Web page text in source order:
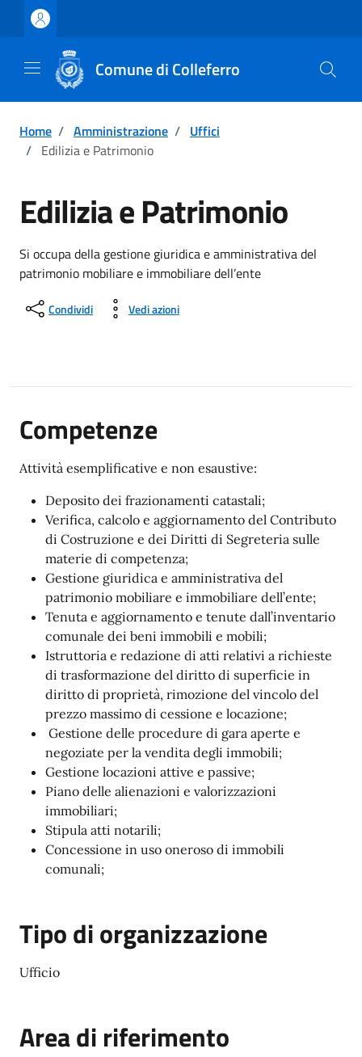
Vai ai contenuti
Vai al footer
Comune di Colleferro
Home / Amministrazione / Uffici
/ Edilizia e Patrimonio
Edilizia e Patrimonio
Si occupa della gestione giuridica e amministrativa del
patrimonio mobiliare e immobiliare dell’ente
Condividi Vedi azioni
Competenze
Attività esemplificative e non esaustive:
Deposito dei frazionamenti catastali;
Verifica, calcolo e aggiornamento del Contributo
di Costruzione e dei Diritti di Segreteria sulle
materie di competenza;
Gestione giuridica e amministrativa del
patrimonio mobiliare e immobiliare dell’ente;
Tenuta e aggiornamento e tenute dall’inventario
comunale dei beni immobili e mobili;
Istruttoria e redazione di atti relativi a richieste
di trasformazione del diritto di superficie in
diritto di proprietà, rimozione del vincolo del
prezzo massimo di cessione e locazione;
Gestione delle procedure di gara aperte e
negoziate per la vendita degli immobili;
Gestione locazioni attive e passive;
Piano delle alienazioni e valorizzazioni
immobiliari;
Stipula atti notarili;
Concessione in uso oneroso di immobili
comunali;
Tipo di organizzazione
Ufficio
Area di riferimento